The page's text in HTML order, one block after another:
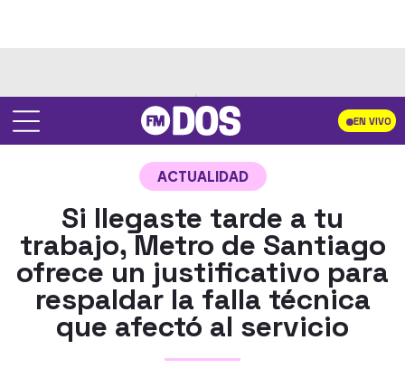
EN VIVO
ACTUALIDAD
Si llegaste tarde a tu
trabajo, Metro de Santiago
ofrece un justificativo para
respaldar la falla técnica
que afectó al servicio